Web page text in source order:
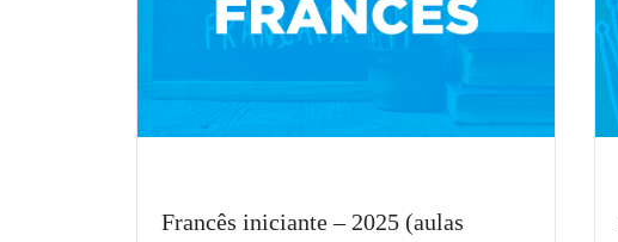
Francês iniciante – 2025 (aulas